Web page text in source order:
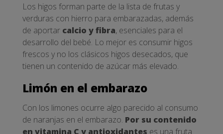
Los higos forman parte de la lista de frutas y
verduras con hierro para embarazadas, además
de aportar calcio y fibra, esenciales para el
desarrollo del bebé. Lo mejor es consumir higos
frescos y no los clásicos higos desecados, que
tienen un contenido de azúcar más elevado.
Limón en el embarazo
Con los limones ocurre algo parecido al consumo
de naranjas en el embarazo. Por su contenido
en vitamina C y antioxidantes es una fruta